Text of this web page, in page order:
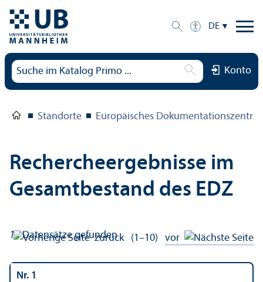
DE
Konto
Standorte Europäisches
Rechercheergebnisse im
Gesamtbestand des EDZ
13Datensätze gefunden
zurück (1–10) vor
Nr. 1